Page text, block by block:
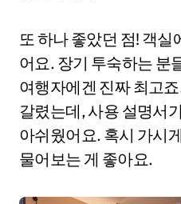
또 하나 좋았던 점! 객실
어요. 장기 투숙하는 분
여행자에겐 진짜 최고
갈렸는데, 사용 설명서
아쉬웠어요. 혹시 가시
물어보는 게 좋아요.